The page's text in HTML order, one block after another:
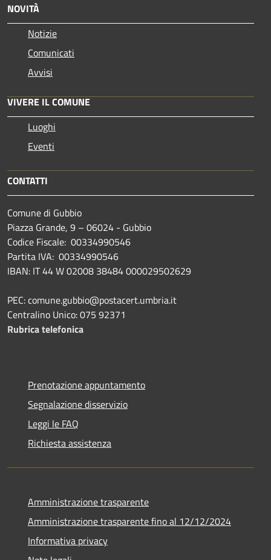
NOVITÀ
Notizie
Comunicati
Avvisi
VIVERE IL COMUNE
Luoghi
Eventi
CONTATTI
Comune di Gubbio
Piazza Grande, 9 – 06024 - Gubbio
Codice Fiscale: 00334990546
Partita IVA: 00334990546
IBAN: IT 44 W 02008 38484 000029502629
PEC: comune.gubbio@postacert.umbria.it
Centralino Unico: 075 92371
Rubrica telefonica
Prenotazione appuntamento
Segnalazione disservizio
Leggi le FAQ
Richiesta assistenza
Amministrazione trasparente
Amministrazione trasparente fino al 12/12/2024
Informativa privacy